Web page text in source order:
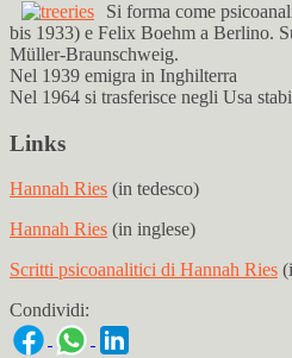
Si forma come
bis 1933) e Felix Boehm a Berlino.
Müller-Braunschweig.
Nel 1939 emigra in Inghilterra
Nel 1964 si trasferisce negli Usa
Links
Hannah Ries (in tedesco)
Hannah Ries (in inglese)
Scritti psicoanalitici di Hannah Ries
Condividi: